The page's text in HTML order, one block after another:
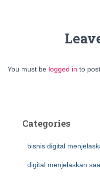
You must be logged in to
Categories
bisnis digital
digital menjelaskan